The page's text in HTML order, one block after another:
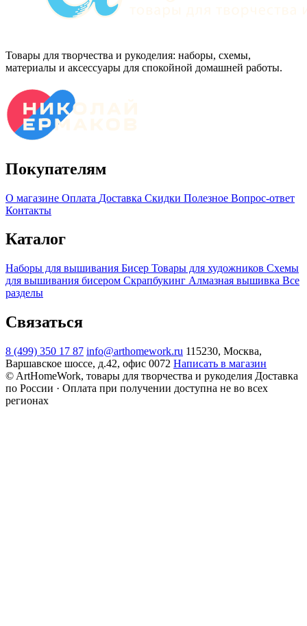
Товары для творчества и рукоделия: наборы, схемы,
материалы и аксессуары для спокойной домашней работы.
Покупателям
О магазине Оплата Доставка Скидки Полезное Вопрос-ответ
Контакты
Каталог
Наборы для вышивания Бисер Товары для художников Схемы
для вышивания бисером Скрапбукинг Алмазная вышивка Все
разделы
Связаться
8 (499) 350 17 87 info@arthomework.ru 115230, Москва,
Варшавское шоссе, д.42, офис 0072 Написать в магазин
© ArtHomeWork, товары для творчества и рукоделия Доставка
по России · Оплата при получении доступна не во всех
регионах